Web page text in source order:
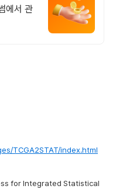
에서 관
TCGA2STAT/index.html
for Integrated Statistical